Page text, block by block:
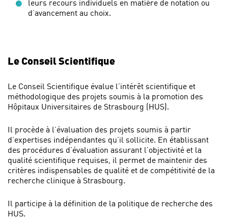
leurs recours individuels en matière de notation ou
d’avancement au choix.
Le Conseil Scientifique
Le Conseil Scientifique évalue l’intérêt scientifique et
méthodologique des projets soumis à la promotion des
Hôpitaux Universitaires de Strasbourg (HUS).
Il procède à l’évaluation des projets soumis à partir
d’expertises indépendantes qu’il sollicite. En établissant
des procédures d’évaluation assurant l’objectivité et la
qualité scientifique requises, il permet de maintenir des
critères indispensables de qualité et de compétitivité de la
recherche clinique à Strasbourg.
Il participe à la définition de la politique de recherche des
HUS.